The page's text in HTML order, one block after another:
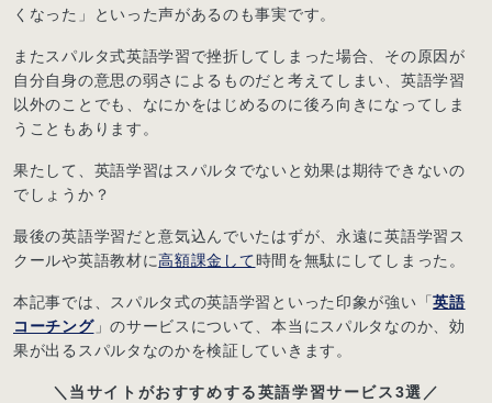
くなった」といった声があるのも事実です。
またスパルタ式英語学習で挫折してしまった場合、その原因が
自分自身の意思の弱さによるものだと考えてしまい、英語学習
以外のことでも、なにかをはじめるのに後ろ向きになってしま
うこともあります。
果たして、英語学習はスパルタでないと効果は期待できないの
でしょうか？
最後の英語学習だと意気込んでいたはずが、永遠に英語学習ス
クールや英語教材に高額課金して時間を無駄にしてしまった。
本記事では、スパルタ式の英語学習といった印象が強い「英語
コーチング」のサービスについて、本当にスパルタなのか、効
果が出るスパルタなのかを検証していきます。
＼当サイトがおすすめする英語学習サービス3選／